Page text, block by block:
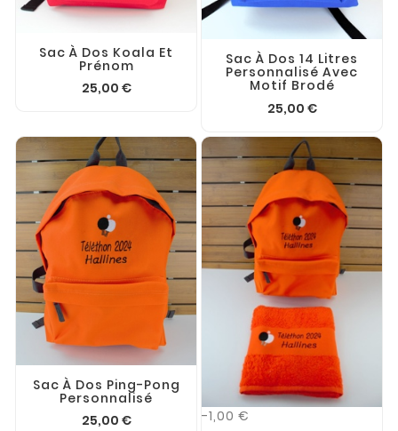
Sac À Dos Koala Et
Prénom
25,00 €
Sac À Dos 14 Litres
Personnalisé Avec
Motif Brodé
25,00 €
Sac À Dos Ping-Pong
Personnalisé
25,00 €
-1,00 €